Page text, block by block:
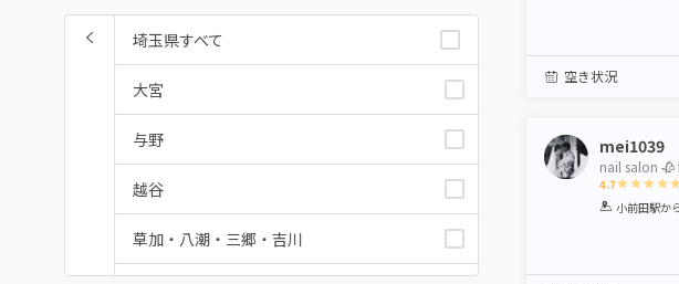
埼玉県すべて
大宮
与野
越谷
草加・八潮・三郷・吉川
空き状況
mei1039
nail salon 🥀
4.7
1 2 3 4 5
小前田駅か